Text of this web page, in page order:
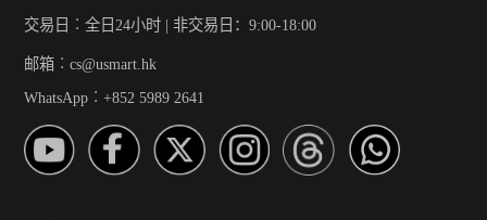
交易日︰全日24小时 | 非交易日：9:00-18:00
邮箱︰cs@usmart.hk
WhatsApp︰+852 5989 2641